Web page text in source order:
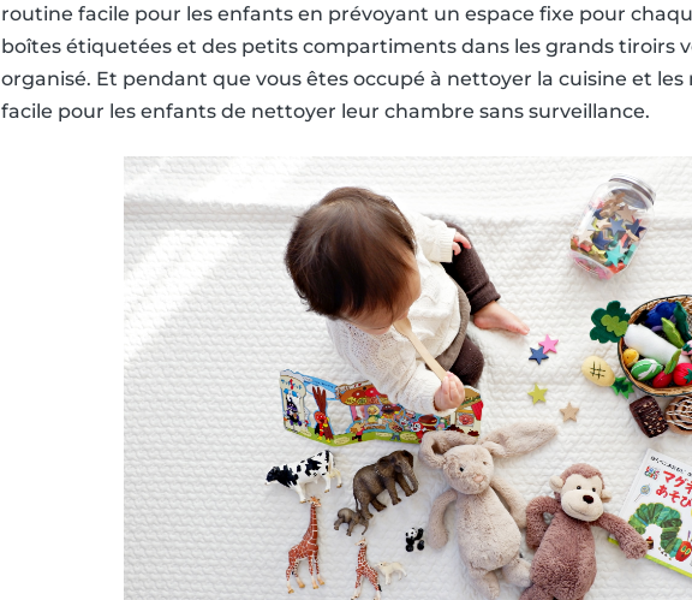
routine facile pour les enfants en prévoyant un espace fixe pour
boîtes étiquetées et des petits compartiments dans les grands tiroirs
organisé. Et pendant que vous êtes occupé à nettoyer la cuisine et les
facile pour les enfants de nettoyer leur chambre sans surveillance.